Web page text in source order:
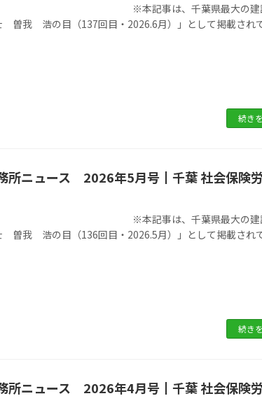
葉県最大の建設専
曽我 浩の目（137回目・2026.6月）」として掲載され
続き
所ニュース 2026年5月号┃千葉 社会保険
葉県最大の建設専
曽我 浩の目（136回目・2026.5月）」として掲載され
続き
所ニュース 2026年4月号┃千葉 社会保険